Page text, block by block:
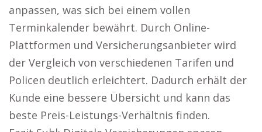
anpassen, was sich bei einem vollen
Terminkalender bewährt. Durch Online-
Plattformen und Versicherungsanbieter wird
der Vergleich von verschiedenen Tarifen und
Policen deutlich erleichtert. Dadurch erhält der
Kunde eine bessere Übersicht und kann das
beste Preis-Leistungs-Verhältnis finden.